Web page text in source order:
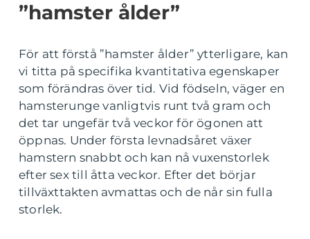
”hamster ålder”
För att förstå ”hamster ålder” ytterligare, kan
vi titta på specifika kvantitativa egenskaper
som förändras över tid. Vid födseln, väger en
hamsterunge vanligtvis runt två gram och
det tar ungefär två veckor för ögonen att
öppnas. Under första levnadsåret växer
hamstern snabbt och kan nå vuxenstorlek
efter sex till åtta veckor. Efter det börjar
tillväxttakten avmattas och de når sin fulla
storlek.